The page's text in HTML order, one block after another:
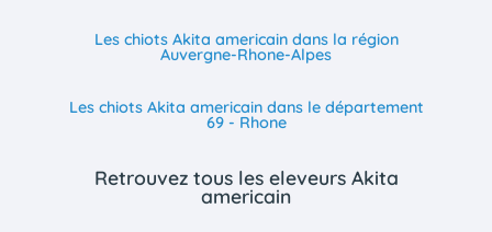
Les chiots Akita americain dans la région
Auvergne-Rhone-Alpes
Les chiots Akita americain dans le département
69 - Rhone
Retrouvez tous les eleveurs Akita
americain